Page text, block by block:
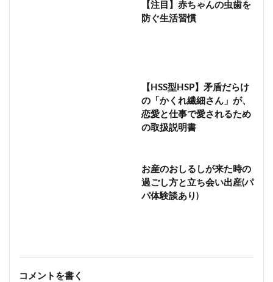
【注目】赤ちゃんの虫歯を
防ぐ生活習慣
【HSS型HSP】矛盾だらけ
の「かくれ繊細さん」が、
恋愛と仕事で愛されるため
の取扱説明書
お産のおしるしが来た時の
過ごし方と立ち会い出産(パ
パ体験談あり)
コメントを書く